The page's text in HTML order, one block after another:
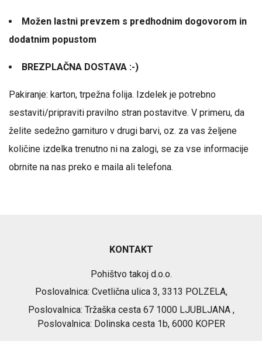
Možen lastni prevzem s predhodnim dogovorom in
dodatnim popustom
BREZPLAČNA DOSTAVA :-)
Pakiranje: karton, trpežna folija. Izdelek je potrebno
sestaviti/pripraviti pravilno stran postavitve. V primeru, da
želite sedežno garnituro v drugi barvi, oz. za vas željene
količine izdelka trenutno ni na zalogi, se za vse informacije
obrnite na nas preko e maila ali telefona.
KONTAKT
Pohištvo takoj d.o.o.
Poslovalnica: Cvetlična ulica 3, 3313 POLZELA,
Poslovalnica: Tržaška cesta 67 1000 LJUBLJANA ,
Poslovalnica: Dolinska cesta 1b, 6000 KOPER